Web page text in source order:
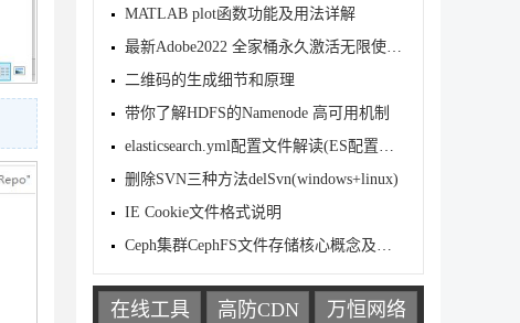
MATLAB plot函数功能及用法详解
最新Adobe2022 全家桶永久激活无限使用 附安装包下载(一键安装)
二维码的生成细节和原理
带你了解HDFS的Namenode 高可用机制
elasticsearch.yml配置文件解读(ES配置详解)
删除SVN三种方法delSvn(windows+linux)
IE Cookie文件格式说明
Ceph集群CephFS文件存储核心概念及部署使用详解
在线工具 高防CDN 万恒网络